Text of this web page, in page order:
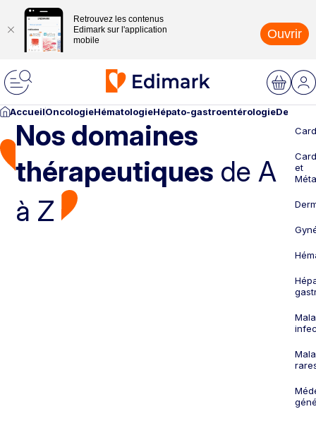
Retrouvez les contenus
Edimark sur l'application
mobile
Ouvrir
AccueilOncologieHématologieHépato-gastroentérologie
Nos domaines
thérapeutiques de A
à Z
et